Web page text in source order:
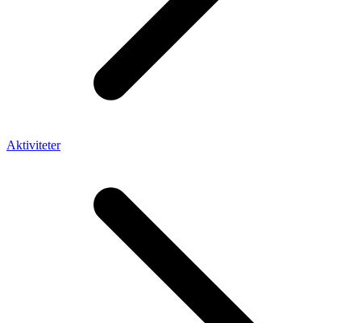
Aktiviteter